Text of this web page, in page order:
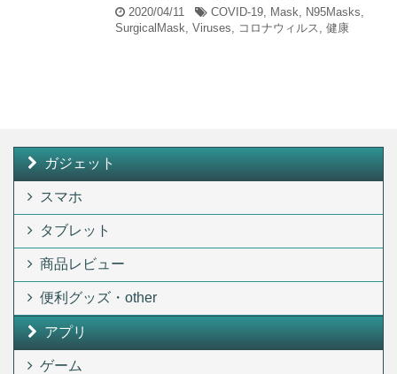
2020/04/11 COVID-19 Mask N95Masks
SurgicalMask Viruses コロナウィルス 健康
ガジェット
スマホ
タブレット
商品レビュー
便利グッズ・other
アプリ
ゲーム